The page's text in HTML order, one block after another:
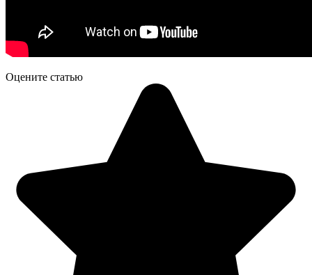
Оцените статью